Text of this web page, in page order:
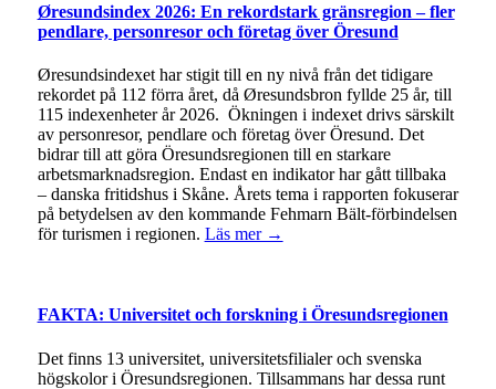
Øresundsindex 2026: En rekordstark gränsregion – fler
pendlare, personresor och företag över Öresund
Øresundsindexet har stigit till en ny nivå från det tidigare
rekordet på 112 förra året, då Øresundsbron fyllde 25 år, till
115 indexenheter år 2026. Ökningen i indexet drivs särskilt
av personresor, pendlare och företag över Öresund. Det
bidrar till att göra Öresundsregionen till en starkare
arbetsmarknadsregion. Endast en indikator har gått tillbaka
– danska fritidshus i Skåne. Årets tema i rapporten fokuserar
på betydelsen av den kommande Fehmarn Bält-förbindelsen
för turismen i regionen. Läs mer →
FAKTA: Universitet och forskning i Öresundsregionen
Det finns 13 universitet, universitetsfilialer och svenska
högskolor i Öresundsregionen. Tillsammans har dessa runt